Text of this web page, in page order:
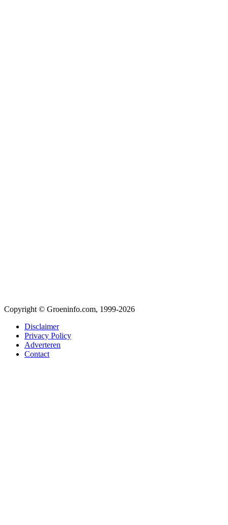
Copyright © Groeninfo.com, 1999-2026
Disclaimer
Privacy Policy
Adverteren
Contact